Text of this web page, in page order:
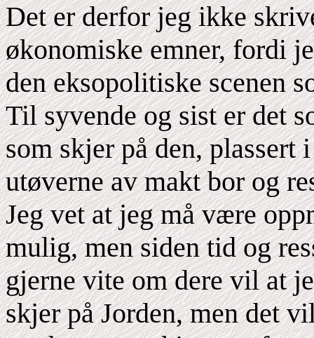
Det er derfor jeg ikke
økonomiske emner, fordi
den eksopolitiske scenen
Til syvende og sist er det
som skjer på den,
utøverne av makt bor og
Jeg vet at jeg må være
mulig, men siden tid og
gjerne vite om dere vil at
skjer på Jorden, men det